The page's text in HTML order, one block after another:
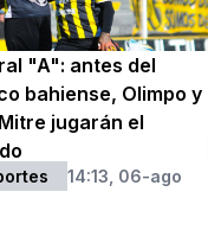
"A": antes del
bahiense, Olimpo y
jugarán el
14:13, 06-ago